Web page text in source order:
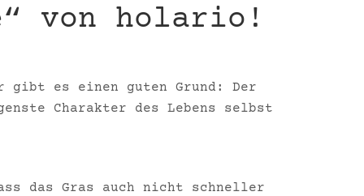
von holario!
es einen guten Grund: Der
Charakter des Lebens selbst
das Gras auch nicht schneller